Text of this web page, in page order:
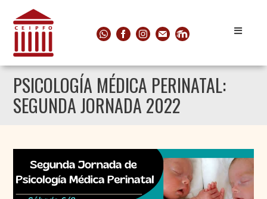
PSICOLOGÍA MÉDICA PERINATAL:
SEGUNDA JORNADA 2022